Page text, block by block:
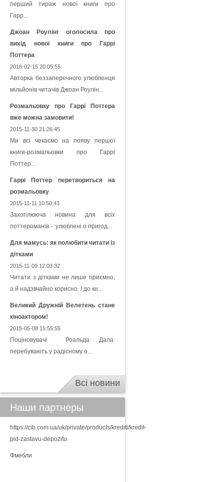
перший тираж нової книги про
Гарр...
Джоан Роулінг оголосила про
вихід нової книги про Гаррі
Поттера
2016-02-15 20:05:55
Авторка беззаперечного улюбленця
мільйонів читачів Джоан Роулін...
Розмальовку про Гаррі Поттера
вже можна замовити!
2015-11-30 21:26:45
Ми всі чекаємо на появу першої
книги-розмальовки про Гаррі
Поттер...
Гаррі Поттер перетвориться на
розмальовку
2015-11-11 10:50:43
Захоплююча новина для всіх
поттероманів - улюблені о пригод...
Для мамусь: як полюбити читати із
дітками
2015-11-09 12:03:32
Читати з дітками не лише приємно,
а й надзвчайно корисно. І до кн...
Великий Дружній Велетень стане
кіноактором!
2015-05-08 15:55:55
Поціновувачі Роальда Дала
перебувають у радісному о...
Всі новини
Наши партнеры
https://cib.com.ua/uk/private/products/krediti/kredit-
pid-zastavu-depozitu
Фмебли